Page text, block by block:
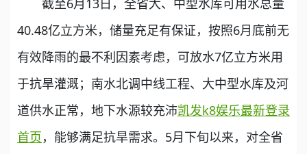
40.48亿立方米，储量充足有保证，按照6月底前无
有效降雨的最不利因素考虑，可放水7亿立方米用
于抗旱灌溉；南水北调中线工程、大中型水库及河
道供水正常，地下水源较充沛凯发k8娱乐最新登录
首页，能够满足抗旱需求。5月下旬以来，对全省